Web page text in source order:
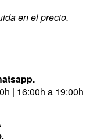
en el precio.
| 16:00h a 19:00h